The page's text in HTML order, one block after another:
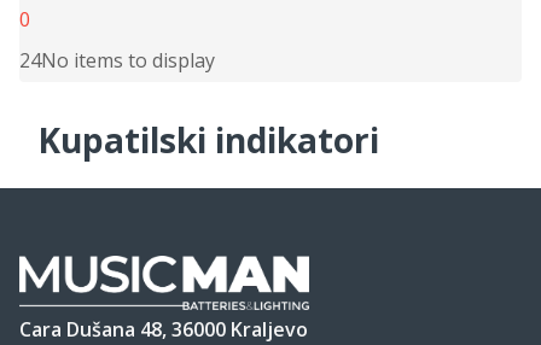
0
24No items to display
Kupatilski indikatori
Cara Dušana 48, 36000 Kraljevo